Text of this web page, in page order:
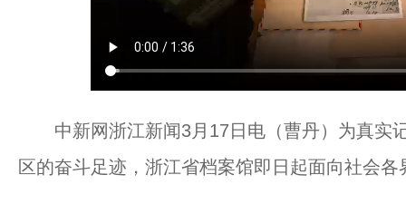
中新网浙江新闻3月17日电（曹丹）为真实
区的奋斗足迹，浙江省档案馆即日起面向社会